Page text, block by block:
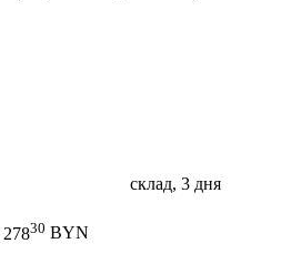
склад, 3 дня
27830 BYN